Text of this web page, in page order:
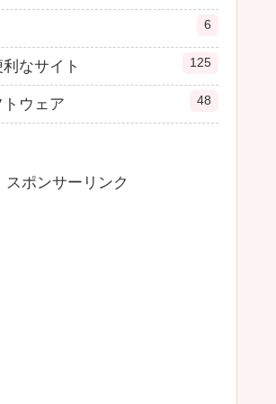
6
なサイト 125
ウェア 48
スポンサーリンク